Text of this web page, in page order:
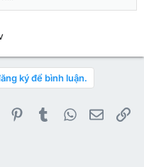
ký để bình luận.
PinterestTumblrWhatsApp
Email